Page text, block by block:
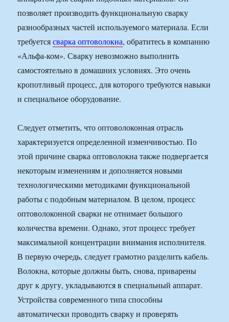
позволяет производить функциональную сварку
разнообразных частей используемого материала. Если
требуетсясварка оптоволокна, обратитесь в компанию
«Альфа-ком». Сварку невозможно выполнить
самостоятельно в домашних условиях. Это очень
кропотливый процесс, для которого требуются навыки
и специальное оборудование.
Следует отметить, что оптоволоконная отрасль
характеризуется определенной изменчивостью. По
этой причине сварка оптоволокна также подвергается
некоторым изменениям и дополняется новыми
технологическими методиками функциональной
работы с подобным материалом. В целом, процесс
оптоволоконной сварки не отнимает большого
количества времени. Однако, этот процесс требует
максимальной концентрации внимания исполнителя.
В первую очередь, следует грамотно разделить кабель.
Волокна, которые должны быть, снова, приварены
друг к другу, укладываются в специальный аппарат.
Устройства современного типа способны
автоматически проводить сварку и проверять